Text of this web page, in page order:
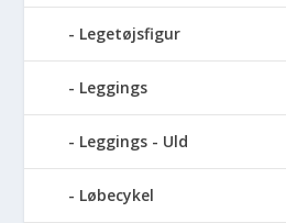
Legetøjsfigur
Leggings
Leggings - Uld
Løbecykel